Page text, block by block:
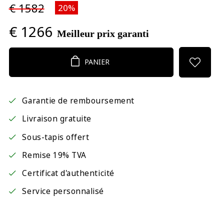
€ 1582 20%
€ 1266 Meilleur prix garanti
PANIER
Garantie de remboursement
Livraison gratuite
Sous-tapis offert
Remise 19% TVA
Certificat d'authenticité
Service personnalisé